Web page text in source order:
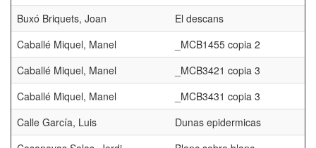
Buxó Briquets, Joan
El descans
Caballé Miquel, Manel
_MCB1455 copia 2
Caballé Miquel, Manel
_MCB3421 copia 3
Caballé Miquel, Manel
_MCB3431 copia 3
Calle García, Luis
Dunas epidermicas